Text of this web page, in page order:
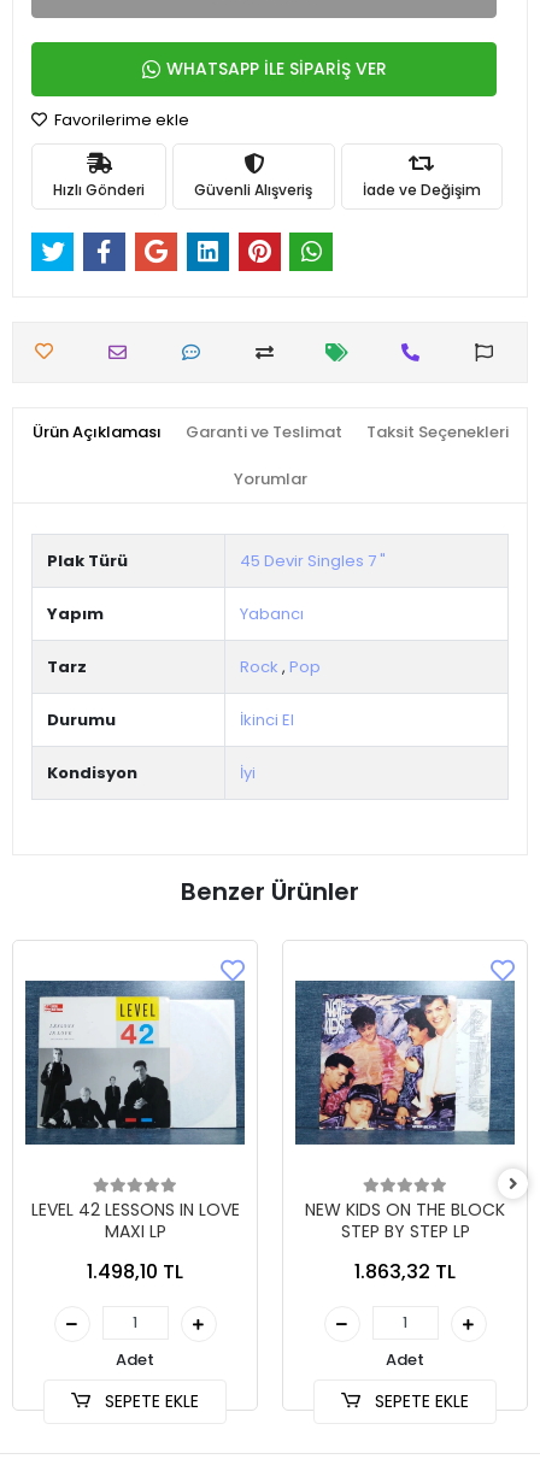
WHATSAPP İLE SİPARİŞ VER
Favorilerime ekle
Hızlı Gönderi Güvenli Alışveriş İade ve Değişim
Ürün Açıklaması Garanti ve Teslimat Taksit Seçenekleri
Yorumlar
Plak Türü 45 Devir Singles 7 "
Yapım Yabancı
Tarz Rock , Pop
Durumu İkinci El
Kondisyon İyi
Benzer Ürünler
LEVEL 42 LESSONS IN LOVE
MAXI LP
1.498,10 TL
Adet
SEPETE EKLE
NEW KIDS ON THE BLOCK
STEP BY STEP LP
1.863,32 TL
Adet
SEPETE EKLE